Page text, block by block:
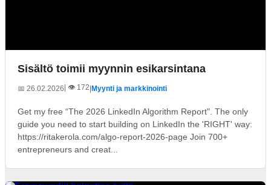
Sisältö toimii myynnin esikarsintana
📅 26.02.2026 | 👁️ 172|Myynti ja markkinointi
Get my free “The 2026 LinkedIn Algorithm Report". The only
guide you need to start building on LinkedIn the 'RIGHT' way:
https://ritakerola.com/algo-report-2026-page Join 700+
entrepreneurs and creat...